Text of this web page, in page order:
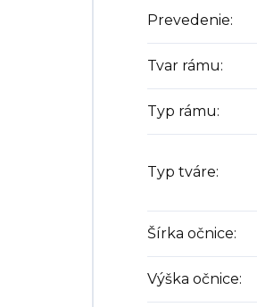
Prevedenie:
Tvar rámu:
Typ rámu:
Typ tváre:
Šírka očnice:
Výška očnice: